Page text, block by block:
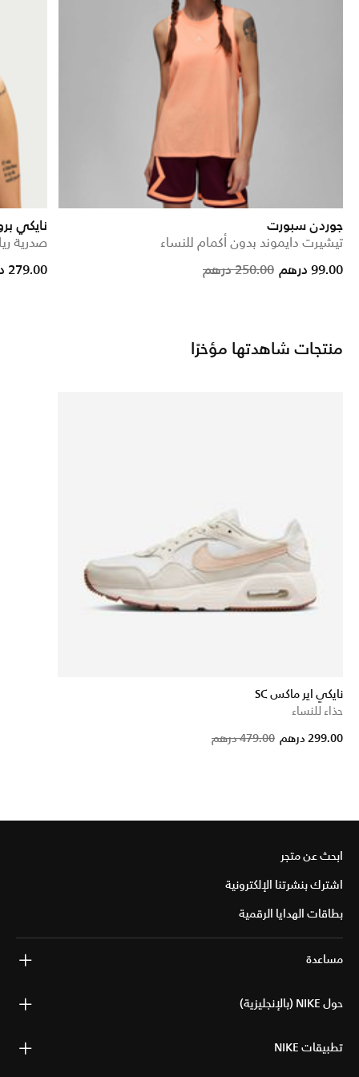
جوردن سبورت
تيشيرت دايموند بدون أكمام للنساء
Price reduced250.00 درهم to 99.00 درهم
نايكي
صدرية
279.00 درهم
منتجات شاهدتها مؤخرًا
نايكي اير ماكس SC
حذاء للنساء
Price
479.00 درهم 299.00 درهم
ابحث عن متجر
اشترك بنشرتنا الإلكترونية
بطاقات الهدايا الرقمية
مساعدة
حول NIKE (بالإنجليزية)
تطبيقات NIKE